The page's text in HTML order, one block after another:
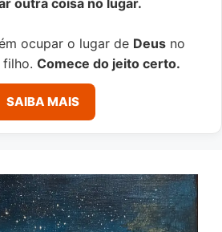
ocupar o lugar de Deus no
Comece do jeito certo.
SAIBA MAIS